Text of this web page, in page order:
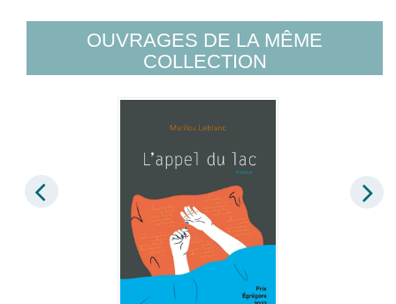
OUVRAGES DE LA MÊME
COLLECTION